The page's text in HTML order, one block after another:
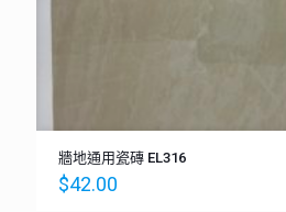
牆地通用瓷磚 EL316
$42.00